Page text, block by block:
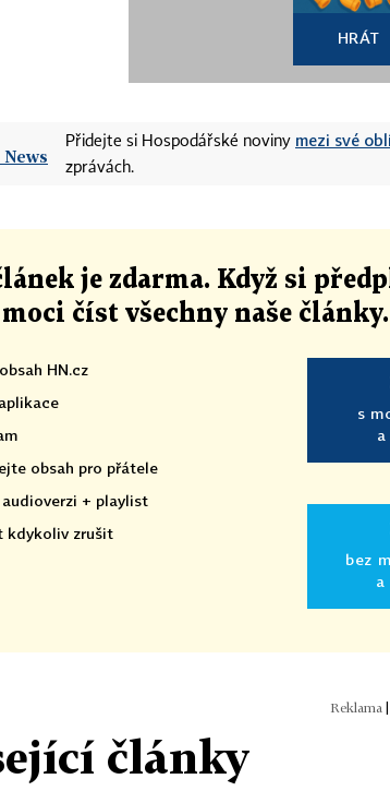
HRÁT
Přidejte si Hospodářské noviny mezi své
zprávách.
je zdarma. Když si
moci číst všechny naše články.
HN.cz
obsah pro přátele
audioverzi + playlist
kdykoliv zrušit
s
bez
a
|
články